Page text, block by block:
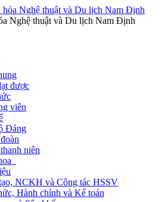
Nghệ thuật và Du lịch Nam Định
được
viên
Đảng
niên
NCKH và Công tác HSSV
Hành chính và Kế toán